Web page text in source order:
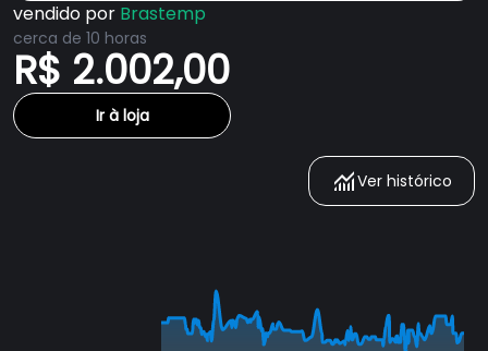
vendido por Brastemp
cerca de 10 horas
R$ 2.002,00
Ir à loja
Ver histórico